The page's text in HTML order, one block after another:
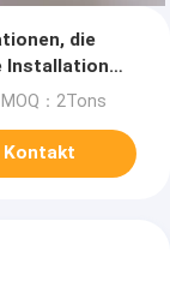
die
Installation
MOQ：2Tons
Kontakt